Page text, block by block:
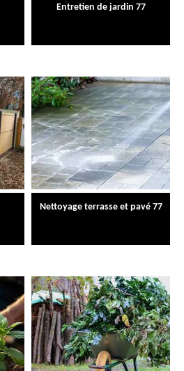
Entretien de jardin 77
Nettoyage terrasse et pavé 77